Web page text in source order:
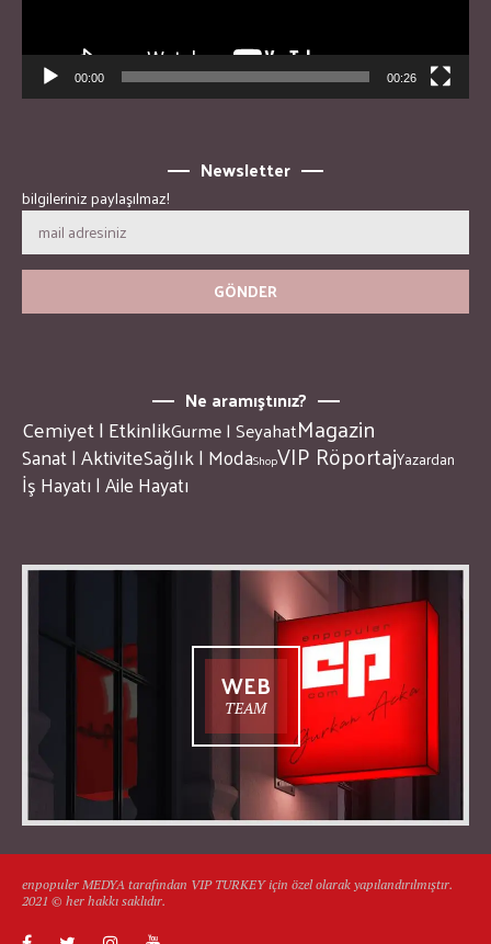
00:00 00:26
Newsletter
bilgileriniz paylaşılmaz!
Ne aramıştınız?
Cemiyet | EtkinlikGurme | SeyahatMagazin
Sanat | AktiviteSağlık | ModaShopVIP RöportajYazardan
İş Hayatı | Aile Hayatı
WEB
TEAM
enpopuler MEDYA tarafından VIP TURKEY için özel olarak yapılandırılmıştır.
2021 © her hakkı saklıdır.